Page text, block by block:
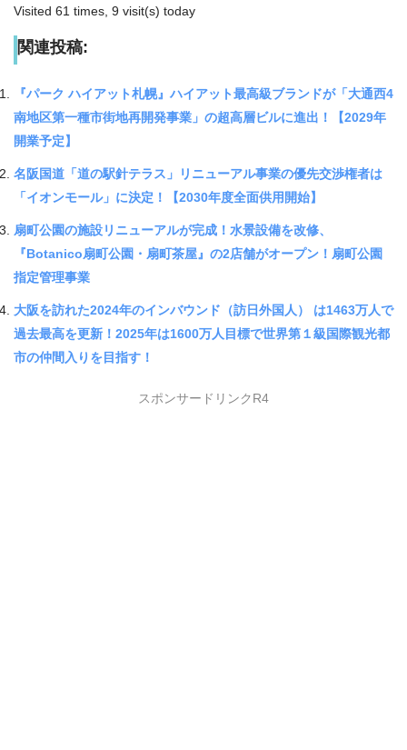
Visited 61 times, 9 visit(s) today
関連投稿:
『パーク ハイアット札幌』ハイアット最高級ブランドが「大通西4
南地区第一種市街地再開発事業」の超高層ビルに進出！【2029年
開業予定】
名阪国道「道の駅針テラス」リニューアル事業の優先交渉権者は
「イオンモール」に決定！【2030年度全面供用開始】
扇町公園の施設リニューアルが完成！水景設備を改修、
『Botanico扇町公園・扇町茶屋』の2店舗がオープン！扇町公園
指定管理事業
大阪を訪れた2024年のインバウンド（訪日外国人） は1463万人で
過去最高を更新！2025年は1600万人目標で世界第１級国際観光都
市の仲間入りを目指す！
スポンサードリンクR4